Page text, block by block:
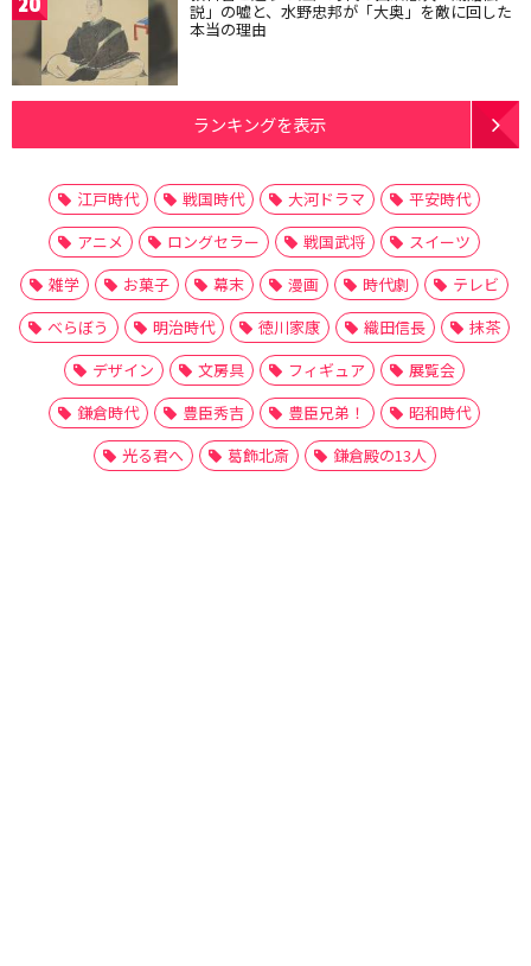
説」の嘘と、水野忠邦が「大奥」を敵に回した
本当の理由
ランキングを表示
江戸時代 戦国時代 大河ドラマ
平安時代
アニメ
ロングセラー 戦国武将
スイーツ
雑学
お菓子 幕末 漫画 時代劇
テレビ
べらぼう
明治時代 徳川家康 織田信長
抹茶
デザイン
文房具 フィギュア
展覧会
鎌倉時代
豊臣秀吉 豊臣兄弟！
昭和時代
光る君へ
葛飾北斎 鎌倉殿の13人